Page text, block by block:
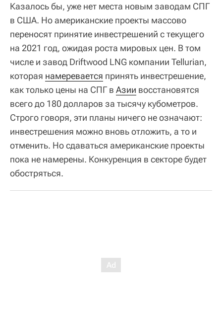
Казалось бы, уже нет места новым заводам СПГ
в США. Но американские проекты массово
переносят принятие инвестрешений с текущего
на 2021 год, ожидая роста мировых цен. В том
числе и завод Driftwood LNG компании Tellurian,
которая намеревается принять инвестрешение,
как только цены на СПГ в Азии восстановятся
всего до 180 долларов за тысячу кубометров.
Строго говоря, эти планы ничего не означают:
инвестрешения можно вновь отложить, а то и
отменить. Но сдаваться американские проекты
пока не намерены. Конкуренция в секторе будет
обостряться.